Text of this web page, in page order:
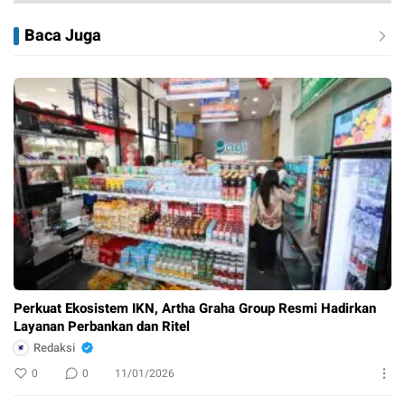
Baca Juga
Perkuat Ekosistem IKN, Artha Graha Group Resmi Hadirkan
Layanan Perbankan dan Ritel
Redaksi
0 0 11/01/2026